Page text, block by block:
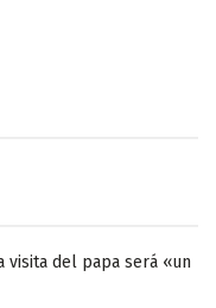
visita del papa será «un